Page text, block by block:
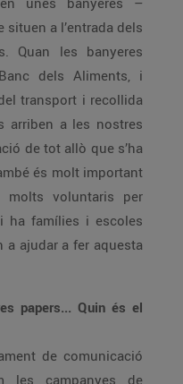
a l’entrada dels
Quan les banyeres
dels Aliments, i
transport i recollida
arriben a les nostres
de tot allò que s’ha
és molt important
molts voluntaris per
ha famílies i escoles
a ajudar a fer aquesta
papers... Quin és el
de comunicació
les campanyes de